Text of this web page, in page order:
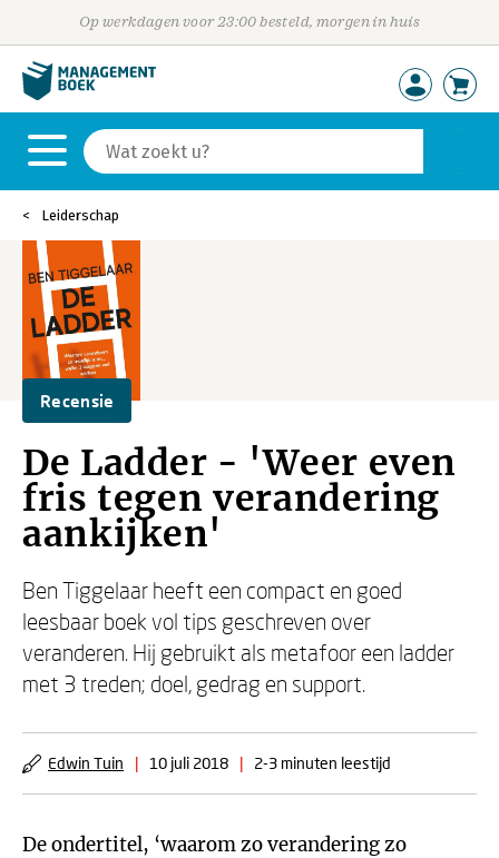
Op werkdagen voor 23:00 besteld, morgen in huis
Leiderschap
Recensie
De Ladder - 'Weer even
fris tegen verandering
aankijken'
Ben Tiggelaar heeft een compact en goed
leesbaar boek vol tips geschreven over
veranderen. Hij gebruikt als metafoor een ladder
met 3 treden; doel, gedrag en support.
Edwin Tuin | 10 juli 2018 | 2-3 minuten leestijd
De ondertitel, ‘waarom zo verandering zo